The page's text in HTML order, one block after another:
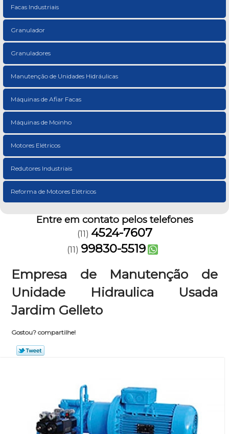
Facas Industriais
Granulador
Granuladores
Manutenção de Unidades Hidráulicas
Máquinas de Afiar Facas
Máquinas de Moinho
Motores Elétricos
Redutores Industriais
Reforma de Motores Elétricos
Entre em contato pelos telefones
(11) 4524-7607
(11) 99830-5519
Empresa de Manutenção de
Unidade Hidraulica Usada
Jardim Gelleto
Gostou? compartilhe!